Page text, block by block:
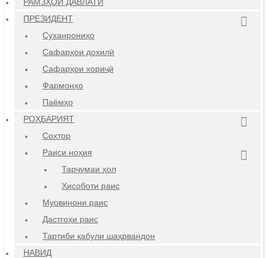
ПРЕЗИДЕНТ
Суханрониҳо
Сафарҳои дохилӣ
Сафарҳои хориҷӣ
Фармонҳо
Паёмҳо
РОҲБАРИЯТ
Сохтор
Раиси ноҳия
Тарҷумаи ҳол
Ҳисоботи раис
Муовинони раис
Дастгоҳи раис
Тартиби қабули шаҳрвандон
НАВИД